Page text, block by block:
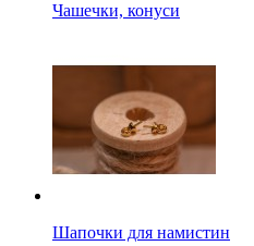
Чашечки, конуси
Шапочки для намистин